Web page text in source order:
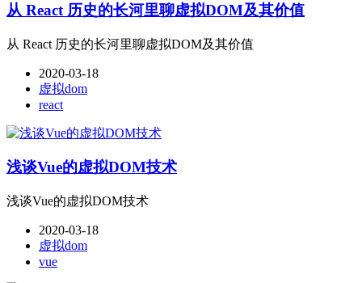
从 React 历史的长河里聊虚拟DOM及其价值
从 React 历史的长河里聊虚拟DOM及其价值
2020-03-18
虚拟dom
react
浅谈Vue的虚拟DOM技术
浅谈Vue的虚拟DOM技术
2020-03-18
虚拟dom
vue